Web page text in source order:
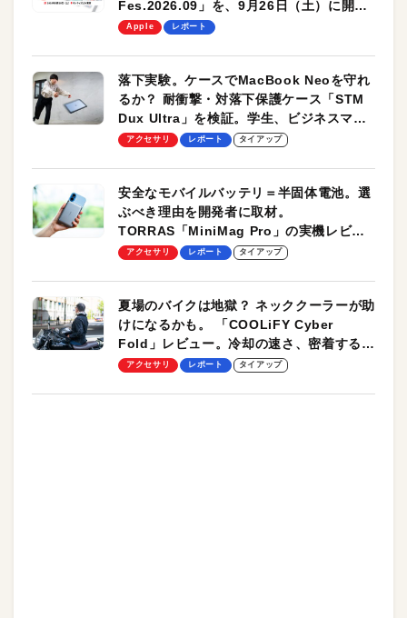
Fes.2026.09」を、9月26日（土）に開催
します！
Apple レポート
落下実験。ケースでMacBook Neoを守れ
るか？ 耐衝撃・対落下保護ケース「STM
Dux Ultra」を検証。学生、ビジネスマン
のモバイルユースに最適！
アクセサリ レポート タイアップ
安全なモバイルバッテリ＝半固体電池。選
ぶべき理由を開発者に取材。
TORRAS「MiniMag Pro」の実機レビュ
ーも
アクセサリ レポート タイアップ
夏場のバイクは地獄？ ネッククーラーが助
けになるかも。 「COOLiFY Cyber
Fold」レビュー。冷却の速さ、密着する冷
却プレート、シンプルな操作性がグッド！
アクセサリ レポート タイアップ